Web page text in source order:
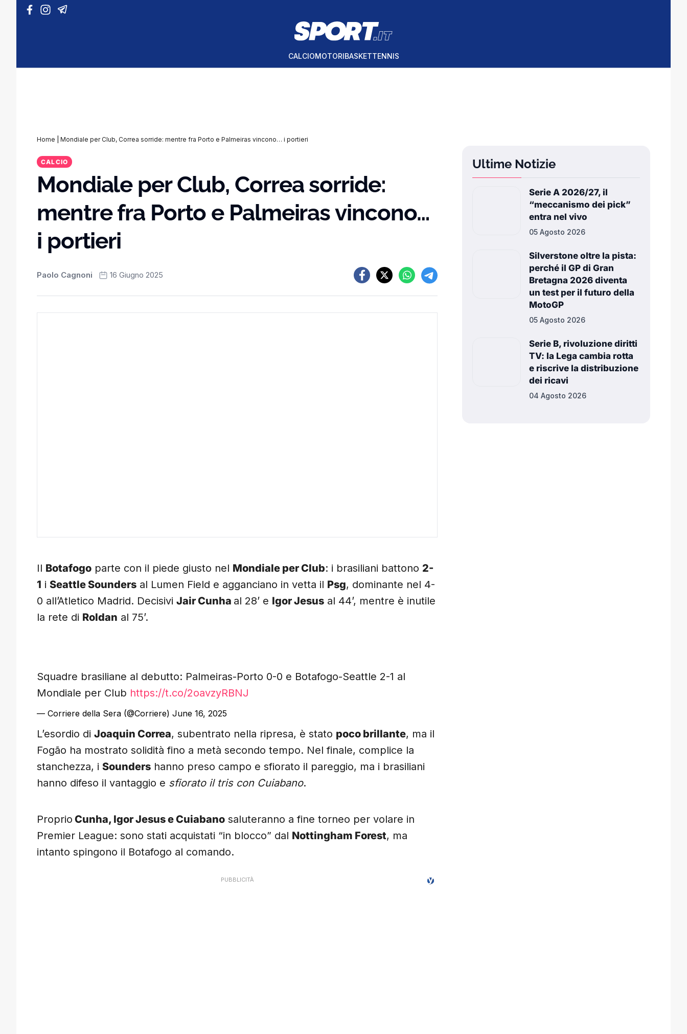
Vai al contenuto
CALCIOMOTORIBASKETTENNIS
Home Mondiale per Club, Correa sorride: mentre fra Porto e Palmeiras vincono… i portieri
CALCIO
Mondiale per Club, Correa sorride:
mentre fra Porto e Palmeiras vincono…
i portieri
Paolo Cagnoni 16 Giugno 2025
Il Botafogo parte con il piede giusto nel Mondiale per Club: i brasiliani battono 2-
1 i Seattle Sounders al Lumen Field e agganciano in vetta il Psg, dominante nel 4-
0 all’Atletico Madrid. Decisivi Jair Cunha al 28’ e Igor Jesus al 44’, mentre è inutile
la rete di Roldan al 75’.
Squadre brasiliane al debutto: Palmeiras-Porto 0-0 e Botafogo-Seattle 2-1 al
Mondiale per Club https://t.co/2oavzyRBNJ
— Corriere della Sera (@Corriere) June 16, 2025
L’esordio di Joaquin Correa, subentrato nella ripresa, è stato poco brillante, ma il
Fogão ha mostrato solidità fino a metà secondo tempo. Nel finale, complice la
stanchezza, i Sounders hanno preso campo e sfiorato il pareggio, ma i brasiliani
hanno difeso il vantaggio e sfiorato il tris con Cuiabano.
Proprio Cunha, Igor Jesus e Cuiabano saluteranno a fine torneo per volare in
Premier League: sono stati acquistati “in blocco” dal Nottingham Forest, ma
intanto spingono il Botafogo al comando.
Ultime Notizie
Serie A 2026/27, il
“meccanismo dei pick”
entra nel vivo
05 Agosto 2026
Silverstone oltre la pista:
perché il GP di Gran
Bretagna 2026 diventa
un test per il futuro della
MotoGP
05 Agosto 2026
Serie B, rivoluzione diritti
TV: la Lega cambia rotta
e riscrive la distribuzione
dei ricavi
04 Agosto 2026